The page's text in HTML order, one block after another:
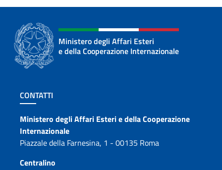
Ministero degli Affari Esteri
e della Cooperazione Internazionale
Sezione footer
CONTATTI
Contatti
Ministero degli Affari Esteri e della Cooperazione
Internazionale
Piazzale della Farnesina, 1 - 00135 Roma
Centralino